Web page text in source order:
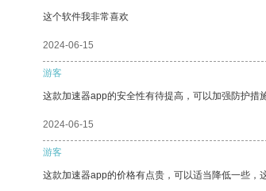
这个软件我非常喜欢
2024-06-15
游客
这款加速器app的安全性有待提高，可以加强防护措
2024-06-15
游客
这款加速器app的价格有点贵，可以适当降低一些，